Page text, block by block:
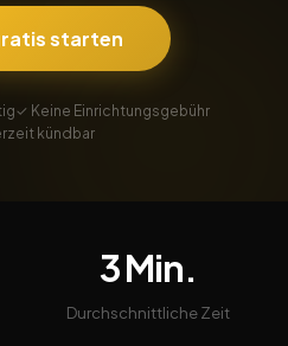
starten
✓ Keine Einrichtungsgebühr
kündbar
3 Min.
Durchschnittliche Zeit